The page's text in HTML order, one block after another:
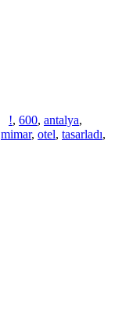
!, 600, antalya,
mimar, otel, tasarladı,